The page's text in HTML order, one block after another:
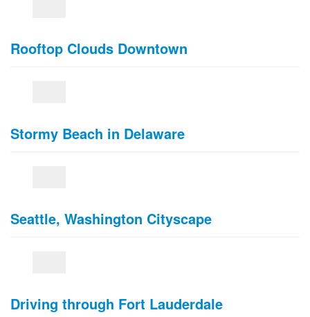
Rooftop Clouds Downtown
Stormy Beach in Delaware
Seattle, Washington Cityscape
Driving through Fort Lauderdale